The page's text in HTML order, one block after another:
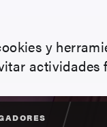
y